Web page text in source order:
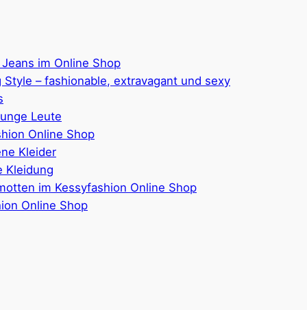
im Online Shop
Style – fashionable, extravagant und sexy
Leute
Online Shop
Kleider
Kleidung
im Kessyfashion Online Shop
Online Shop